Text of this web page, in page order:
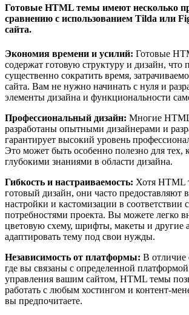
Готовые HTML темы имеют несколько
сравнению с использованием Tilda или
сайта.
Экономия времени и усилий: Готовые
содержат готовую структуру и дизайн, что
существенно сократить время,
сайта. Вам не нужно начинать с нуля и
элементы дизайна и функциональности
Профессиональный дизайн: Многие
разработаны опытными дизайнерами и
гарантирует высокий уровень
Это может быть особенно полезно для тех,
глубокими знаниями в области дизайна.
Гибкость и настраиваемость: Хотя HTML
готовый дизайн, они часто предоставляют
настройки и кастомизации в соответствии
потребностями проекта. Вы можете легко
цветовую схему, шрифты, макеты и другие
адаптировать тему под свои нужды.
Независимость от платформы: В отличие
где вы связаны с определенной
управления вашим сайтом, HTML темы
работать с любым хостингом и контент-
вы предпочитаете.